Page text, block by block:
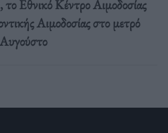
Εθνικό Κέντρο Αιμοδοσίας
Αιμοδοσίας στο μετρό